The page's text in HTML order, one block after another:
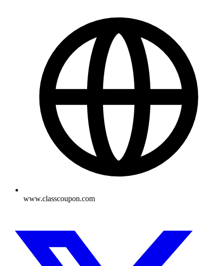
www.classcoupon.com